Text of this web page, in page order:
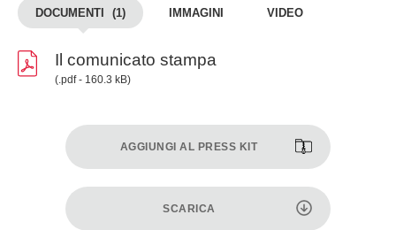
DOCUMENTI (1) IMMAGINI VIDEO
Il comunicato stampa
(.pdf - 160.3 kB)
AGGIUNGI AL PRESS KIT
SCARICA